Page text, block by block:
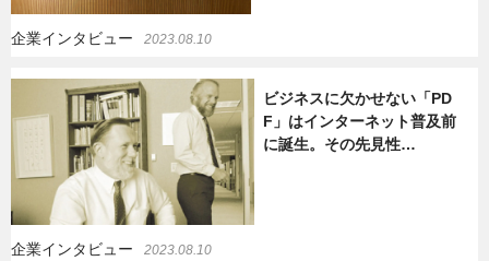
企業インタビュー 2023.08.10
ビジネスに欠かせない「PD
F」はインターネット普及前
に誕生。その先見性…
企業インタビュー 2023.08.10